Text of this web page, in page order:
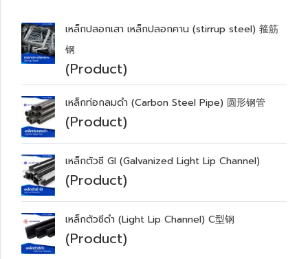
เหล็กปลอกเสา เหล็กปลอกคาน (stirrup steel) 箍筋
钢
(Product)
เหล็กท่อกลมดำ (Carbon Steel Pipe) 圆形钢管
(Product)
เหล็กตัวซี GI (Galvanized Light Lip Channel)
(Product)
เหล็กตัวซีดำ (Light Lip Channel) C型钢
(Product)